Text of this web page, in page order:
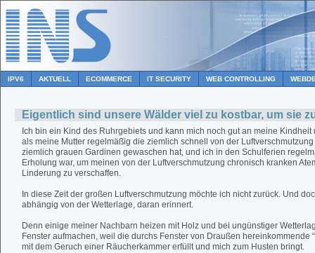
IPV6 AKTUELL ECOMMERCE IT SECURITY WEB CONTROLLING
Eigentlich sind unsere Wälder viel zu kostbar, um sie
Ich bin ein Kind des Ruhrgebiets und kann mich noch gut an meine
als meine Mutter regelmäßig die ziemlich schnell von der
ziemlich grauen Gardinen gewaschen hat, und ich in den Schulferien
Erholung war, um meinen von der Luftverschmutzung chronisch kranken
Linderung zu verschaffen.
In diese Zeit der großen Luftverschmutzung möchte ich nicht zurück. Und
abhängig von der Wetterlage, daran erinnert.
Denn einige meiner Nachbarn heizen mit Holz und bei ungünstiger
Fenster aufmachen, weil die durchs Fenster von Draußen hereinkommende
mit dem Geruch einer Räucherkammer erfüllt und mich zum Husten bringt.